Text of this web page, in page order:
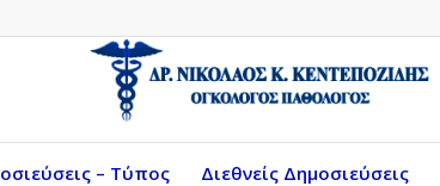
– Τύπος Διεθνείς Δημοσιεύσεις